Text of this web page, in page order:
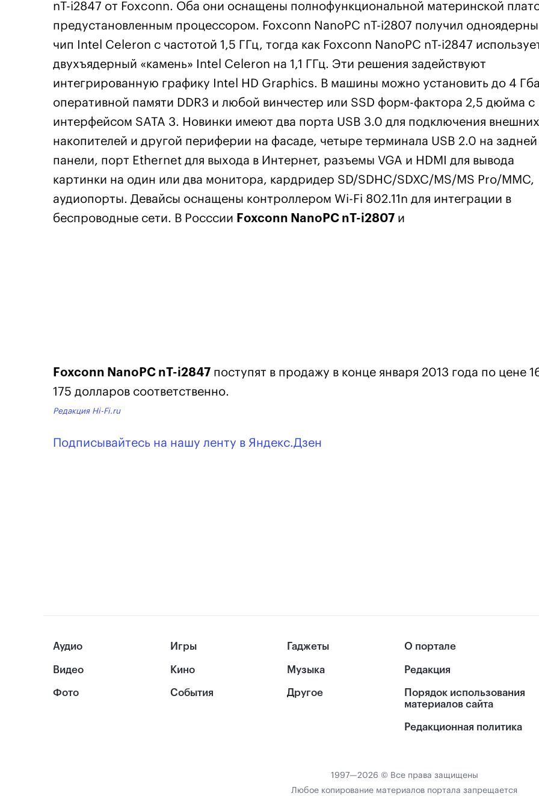
nT-i2847 от Foxconn. Оба они оснащены полнофункциональной материнской
предустановленным процессором. Foxconn NanoPC nT-i2807 получил
чип Intel Celeron с частотой 1,5 ГГц, тогда как Foxconn NanoPC nT-i2847
двухъядерный «камень» Intel Celeron на 1,1 ГГц. Эти решения задействуют
интегрированную графику Intel HD Graphics. В машины можно установить до 4
оперативной памяти DDR3 и любой винчестер или SSD форм-фактора 2,5 дюйма с
интерфейсом SATA 3. Новинки имеют два порта USB 3.0 для подключения внешних
накопителей и другой периферии на фасаде, четыре терминала USB 2.0 на задней
панели, порт Ethernet для выхода в Интернет, разъемы VGA и HDMI для вывода
картинки на один или два монитора, кардридер SD/SDHC/SDXC/MS/MS Pro/MMC,
аудиопорты. Девайсы оснащены контроллером Wi-Fi 802.11n для интеграции в
беспроводные сети. В Росссии Foxconn NanoPC nT-i2807 и
Foxconn NanoPC nT-i2847 поступят в продажу в конце января 2013 года по цене
175 долларов соответственно.
Редакция Hi-Fi.ru
Подписывайтесь на нашу ленту в Яндекс.Дзен
Аудио
Видео
Фото
Игры
Кино
События
Гаджеты
Музыка
Другое
О портале
Редакция
Порядок использования
материалов сайта
Редакционная политика
1997—2026 © Все права защищены
Любое копирование материалов портала запрещается